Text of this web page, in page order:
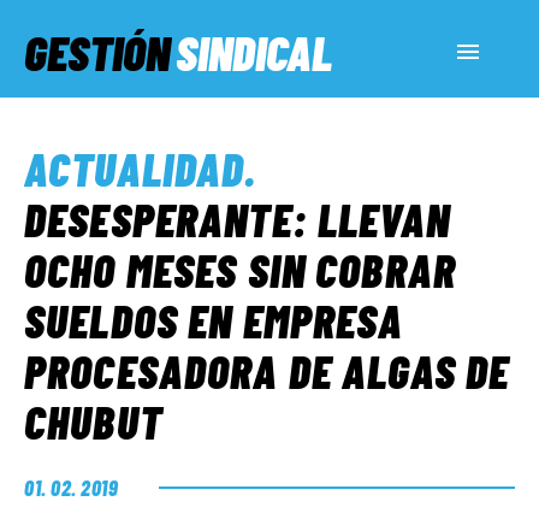
GESTIÓNSINDICAL
SERVICIOS SOCIALES
INFORMES ESPECIALES
FUERA DE MEGÁFONO
ACTUALIDAD.
DESESPERANTE: LLEVAN
OCHO MESES SIN COBRAR
SUELDOS EN EMPRESA
PROCESADORA DE ALGAS DE
CHUBUT
01. 02. 2019